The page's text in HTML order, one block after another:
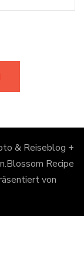
& Reiseblog +
Blossom Recipe
von